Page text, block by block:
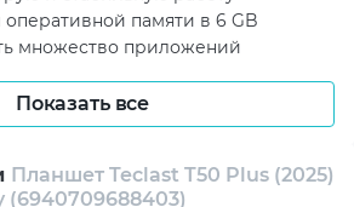
памяти в 6 GB
множество приложений
производительности. Для
256 GB встроенной
расширения до 1 ТБ с
большого количества
Показать все
Планшет Teclast T50 Plus (2025)
(6940709688403)